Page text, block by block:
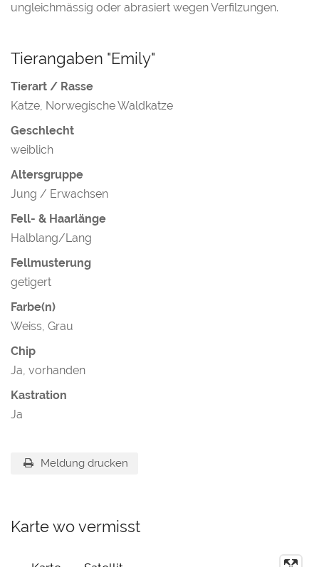
ungleichmässig oder abrasiert wegen Verfilzungen.
Tierangaben "Emily"
Tierart / Rasse
Katze, Norwegische Waldkatze
Geschlecht
weiblich
Altersgruppe
Jung / Erwachsen
Fell- & Haarlänge
Halblang/Lang
Fellmusterung
getigert
Farbe(n)
Weiss, Grau
Chip
Ja, vorhanden
Kastration
Ja
Meldung drucken
Karte wo vermisst